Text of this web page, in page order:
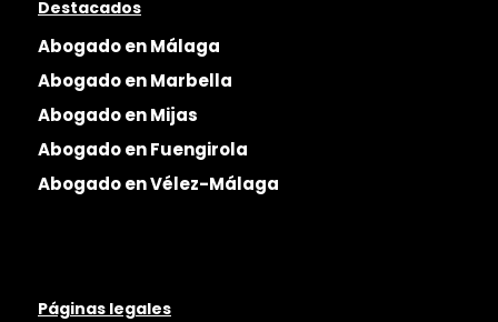
Destacados
Abogado en Málaga
Abogado en Marbella
Abogado en Mijas
Abogado en Fuengirola
Abogado en Vélez-Málaga
Páginas legales